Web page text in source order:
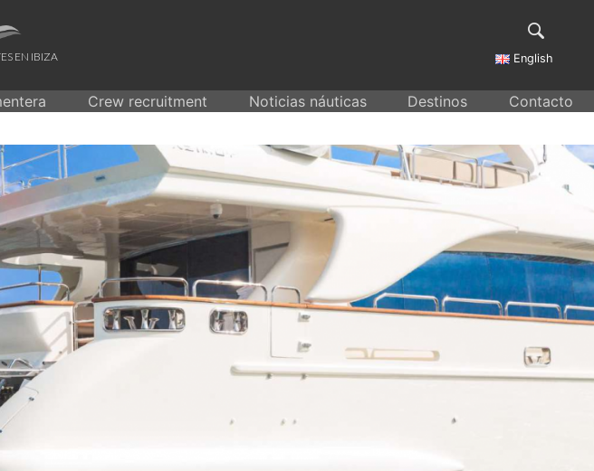
EN IBIZA English
Crew recruitment Noticias náuticas Destinos Contacto